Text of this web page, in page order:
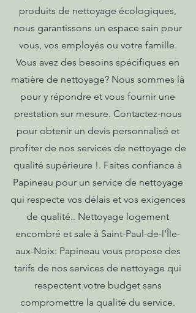
produits de nettoyage écologiques,
nous garantissons un espace sain pour
vous, vos employés ou votre famille.
Vous avez des besoins spécifiques en
matière de nettoyage? Nous sommes là
pour y répondre et vous fournir une
prestation sur mesure. Contactez-nous
pour obtenir un devis personnalisé et
profiter de nos services de nettoyage de
qualité supérieure !. Faites confiance à
Papineau pour un service de nettoyage
qui respecte vos délais et vos exigences
de qualité.. Nettoyage logement
encombré et sale à Saint-Paul-de-l’Île-
aux-Noix: Papineau vous propose des
tarifs de nos services de nettoyage qui
respectent votre budget sans
compromettre la qualité du service.